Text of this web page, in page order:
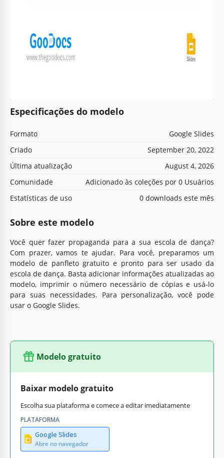
Especificações do modelo
Formato
Google Slides
Criado
September 20, 2022
Última atualização
August 4, 2026
Comunidade
Adicionado às coleções por 0 Usuários
Estatísticas de uso
0 downloads este mês
Sobre este modelo
Você quer fazer propaganda para a sua escola de dança?
Com prazer, vamos te ajudar. Para você, preparamos um
modelo de panfleto gratuito e pronto para ser usado da
escola de dança. Basta adicionar informações atualizadas ao
modelo, imprimir o número necessário de cópias e usá-lo
para suas necessidades. Para personalização, você pode
usar o Google Slides.
Modelo gratuito
Baixar modelo gratuito
Escolha sua plataforma e comece a editar imediatamente
PLATAFORMA
Google Slides
Abre no navegador